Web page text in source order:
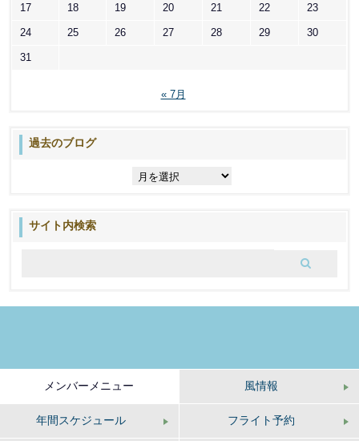
17 18 19 20 21 22 23
24 25 26 27 28 29 30
31
« 7月
過去のブログ
サイト内検索
メンバーメニュー 風情報
年間スケジュール フライト予約